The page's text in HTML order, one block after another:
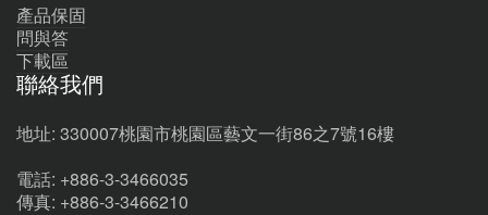
產品保固
問與答
下載區
聯絡我們
地址: 330007桃園市桃園區藝文一街86之7號16樓
電話: +886-3-3466035
傳真: +886-3-3466210